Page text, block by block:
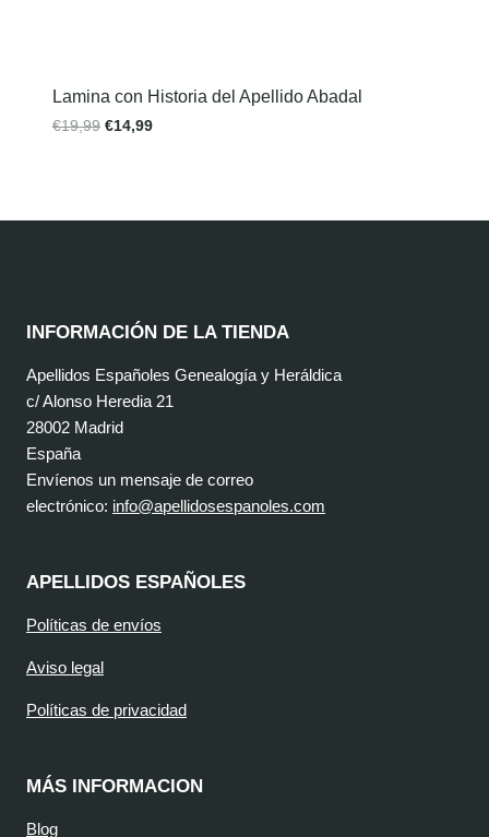
Lamina con Historia del Apellido Abadal
€19,99 €14,99
INFORMACIÓN DE LA TIENDA
Apellidos Españoles Genealogía y Heráldica
c/ Alonso Heredia 21
28002 Madrid
España
Envíenos un mensaje de correo
electrónico: info@apellidosespanoles.com
APELLIDOS ESPAÑOLES
Políticas de envíos
Aviso legal
Políticas de privacidad
MÁS INFORMACION
Blog